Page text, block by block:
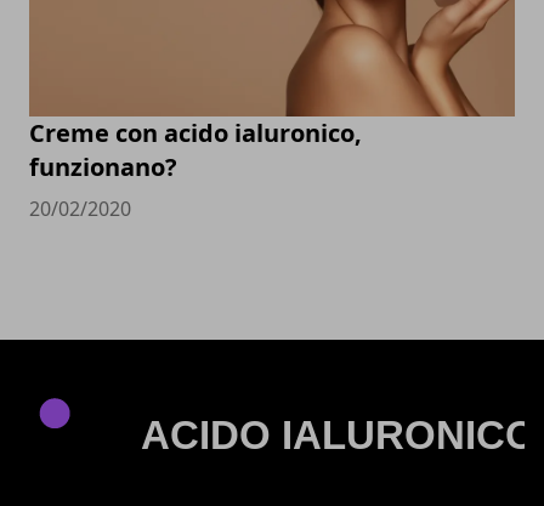
Creme con acido ialuronico,
funzionano?
20/02/2020